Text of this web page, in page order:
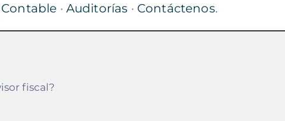
· Auditorías · Contáctenos.
fiscal?